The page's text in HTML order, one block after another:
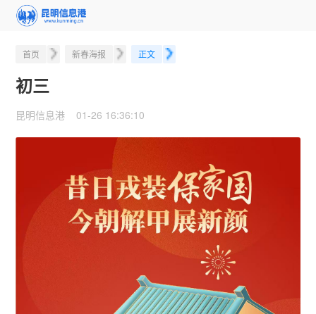
首页 新春海报 正文
初三
昆明信息港 01-26 16:36:10